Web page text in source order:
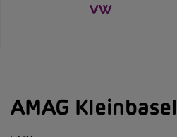
VW
AMAG Kleinbasel